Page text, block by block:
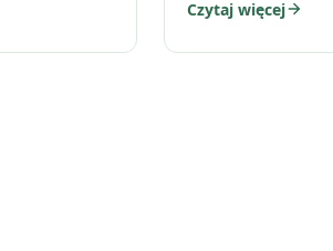
przebieranek, liczy
Czytaj więcej